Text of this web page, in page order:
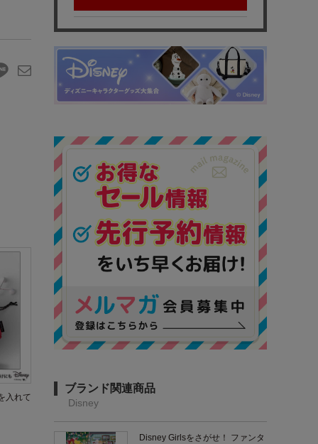
入れて
ブランド関連商品
Disney
Disney Girlsをさがせ！ ファンタ